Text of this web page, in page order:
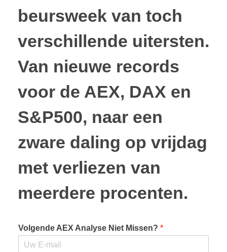
beursweek van toch
verschillende uitersten.
Van nieuwe records
voor de AEX, DAX en
S&P500, naar een
zware daling op vrijdag
met verliezen van
meerdere procenten.
Volgende AEX Analyse Niet Missen? *